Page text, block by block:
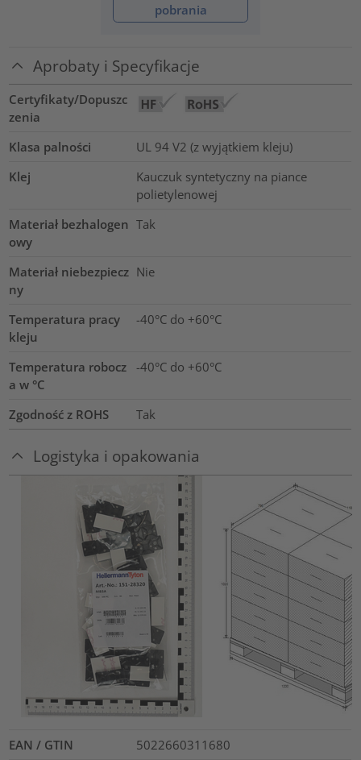
pobrania
Aprobaty i Specyfikacje
Certyfikaty/Dopuszc
zenia
Klasa palności
UL 94 V2 (z wyjątkiem kleju)
Klej
Kauczuk syntetyczny na piance
polietylenowej
Materiał bezhalogen
owy
Tak
Materiał niebezpiecz
ny
Nie
Temperatura pracy
kleju
-40°C do +60°C
Temperatura robocz
a w °C
-40°C do +60°C
Zgodność z ROHS Tak
Logistyka i opakowania
EAN / GTIN 5022660311680